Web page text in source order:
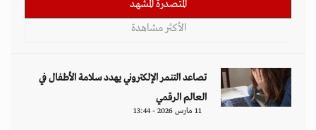
المتصدرة المشهد
الأكثر مشاهدة
تصاعد التنمر الإلكتروني يهدد سلامة الأطفال في
العالم الرقمي
11 مارس 2026 - 13:44